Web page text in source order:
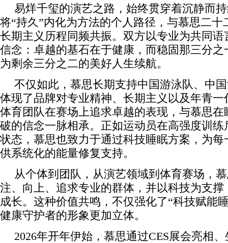
易烊千玺的演艺之路，始终贯穿着沉静而
将“持久”内化为方法的个人路径，与慕思二
长期主义历程同频共振。双方以专业为共同
信念：卓越的基石在于健康，而稳固那三分
为剩余三分之二的美好人生续航。
不仅如此，慕思长期支持中国游泳队、中
体现了品牌对专业精神、长期主义以及年青
体育团队在赛场上追求卓越的表现，与慕思
破的信念一脉相承。正如运动员在高强度训
状态，慕思也致力于通过科技睡眠方案，为每
供系统化的能量修复支持。
从个体到团队，从演艺领域到体育赛场，
注、向上、追求专业的群体，并以科技为支
成长。这种价值共鸣，不仅强化了“科技赋能
健康守护者的形象更加立体。
2026年开年伊始，慕思通过CES展会亮相